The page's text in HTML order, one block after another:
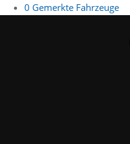
0 Gemerkte Fahrzeuge